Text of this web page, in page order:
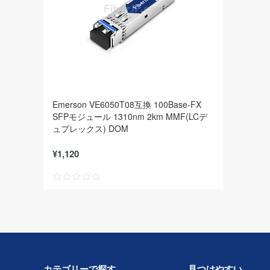
Emerson VE6050T08互換 100Base-FX
SFPモジュール 1310nm 2km MMF(LCデ
ュプレックス) DOM
¥1,120